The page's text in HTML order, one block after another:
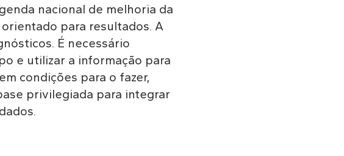
nacional de melhoria da
para resultados. A
É necessário
e utilizar a informação para
condições para o fazer,
privilegiada para integrar